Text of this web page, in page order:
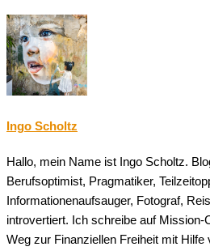
Ingo Scholtz
Hallo, mein Name ist Ingo Scholtz.
Berufsoptimist, Pragmatiker,
Informationenaufsauger, Fotograf,
introvertiert. Ich schreibe auf Mission-
Weg zur Finanziellen Freiheit mit Hilfe